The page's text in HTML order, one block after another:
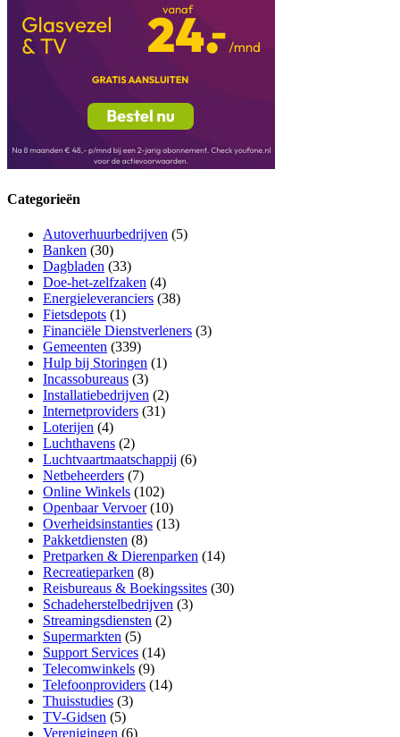
Categorieën
Autoverhuurbedrijven (5)
Banken (30)
Dagbladen (33)
Doe-het-zelfzaken (4)
Energieleveranciers (38)
Fietsdepots (1)
Financiële Dienstverleners (3)
Gemeenten (339)
Hulp bij Storingen (1)
Incassobureaus (3)
Installatiebedrijven (2)
Internetproviders (31)
Loterijen (4)
Luchthavens (2)
Luchtvaartmaatschappij (6)
Netbeheerders (7)
Online Winkels (102)
Openbaar Vervoer(10)
Overheidsinstanties (13)
Pakketdiensten (8)
Pretparken & Dierenparken (14)
Recreatieparken (8)
Reisbureaus & Boekingssites (30)
Schadeherstelbedrijven (3)
Streamingsdiensten (2)
Supermarkten (5)
Support Services (14)
Telecomwinkels (9)
Telefoonproviders (14)
Thuisstudies (3)
TV-Gidsen (5)
Verenigingen (6)